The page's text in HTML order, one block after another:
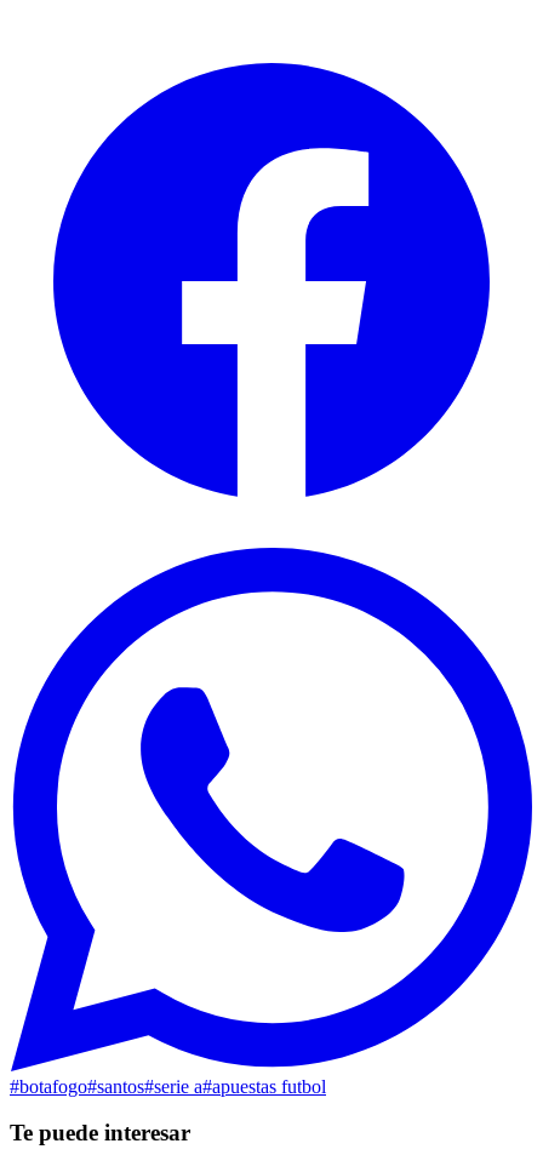
#botafogo#santos#serie a#apuestas futbol
Te puede interesar